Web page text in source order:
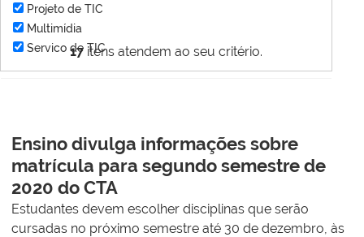
17 itens atendem ao seu critério.
Projeto de TIC
Multimídia
Servico de TIC
Ensino divulga informações sobre
matrícula para segundo semestre de
2020 do CTA
Estudantes devem escolher disciplinas que serão
cursadas no próximo semestre até 30 de dezembro, às